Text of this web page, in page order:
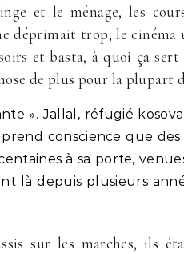
et le ménage, les
déprimait trop, le cinéma
et basta, à quoi ça
de plus pour la plupart
». Jallal, réfugié
conscience que
à sa porte,
là depuis plusieurs
sur les marches, ils